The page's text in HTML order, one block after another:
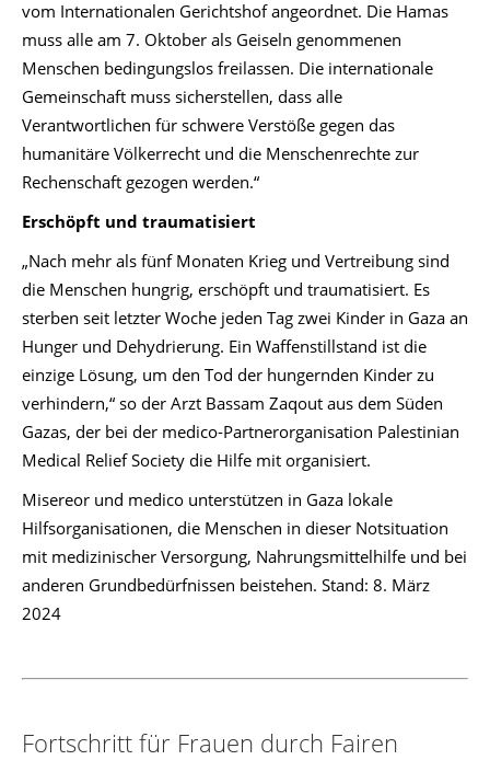
vom Internationalen Gerichtshof angeordnet. Die Hamas
muss alle am 7. Oktober als Geiseln genommenen
Menschen bedingungslos freilassen. Die internationale
Gemeinschaft muss sicherstellen, dass alle
Verantwortlichen für schwere Verstöße gegen das
humanitäre Völkerrecht und die Menschenrechte zur
Rechenschaft gezogen werden.“
Erschöpft und traumatisiert
„Nach mehr als fünf Monaten Krieg und Vertreibung sind
die Menschen hungrig, erschöpft und traumatisiert. Es
sterben seit letzter Woche jeden Tag zwei Kinder in Gaza an
Hunger und Dehydrierung. Ein Waffenstillstand ist die
einzige Lösung, um den Tod der hungernden Kinder zu
verhindern,“ so der Arzt Bassam Zaqout aus dem Süden
Gazas, der bei der medico-Partnerorganisation Palestinian
Medical Relief Society die Hilfe mit organisiert.
Misereor und medico unterstützen in Gaza lokale
Hilfsorganisationen, die Menschen in dieser Notsituation
mit medizinischer Versorgung, Nahrungsmittelhilfe und bei
anderen Grundbedürfnissen beistehen. Stand: 8. März
2024
Fortschritt für Frauen durch Fairen